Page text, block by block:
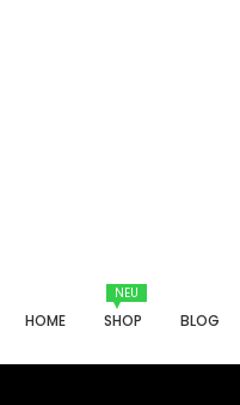
HOME
NEU
SHOP BLOG